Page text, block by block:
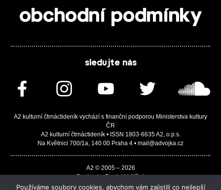
obchodní podmínky
sledujte nás
A2 kulturní čtrnáctideník vychází s finanční podporou Ministerstva kultury
ČR
A2 kulturní čtrnáctideník • ISSN 1803-6635 A2, o.p.s.
Na Květnici 700/1a, 140 00 Praha 4 • mail@advojka.cz
A2 © 2005 – 2026
Design by Daniel Vojtíšek
Built by JASA-IT & ChSoft
Používáme soubory cookies, abychom vám zajistili co nejlepší